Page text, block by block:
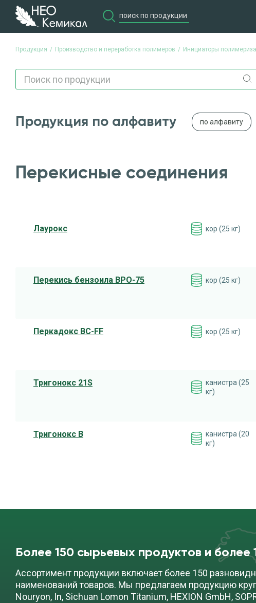
Продукция Производство и переработка полимеров Инициаторы
Продукция по алфавиту по алфавиту
Перекисные соединения
Лаурокс кор (25 кг)
Перекись бензоила BPO-75 кор (25 кг)
Перкадокс ВС-FF кор (25 кг)
Тригонокс 21S
канистра (25
кг)
Тригонокс В
канистра (20
кг)
Более 150 сырьевых продуктов и более
Ассортимент продукции включает более 150
наименований товаров. Мы предлагаем продукцию
Nouryon, In, Sichuan Lomon Titanium, HEXION GmbH,